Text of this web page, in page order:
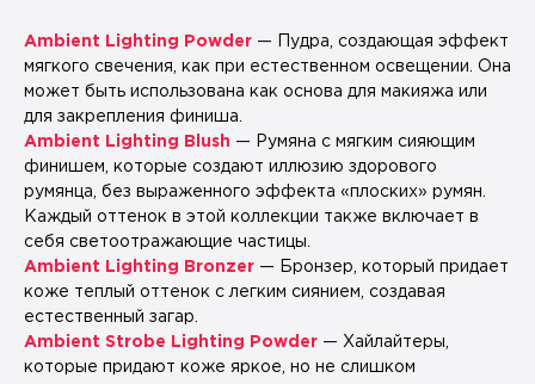
Ambient Lighting Powder — Пудра, создающая эффект
мягкого свечения, как при естественном освещении. Она
может быть использована как основа для макияжа или
для закрепления финиша.
Ambient Lighting Blush — Румяна с мягким сияющим
финишем, которые создают иллюзию здорового
румянца, без выраженного эффекта «плоских» румян.
Каждый оттенок в этой коллекции также включает в
себя светоотражающие частицы.
Ambient Lighting Bronzer — Бронзер, который придает
коже теплый оттенок с легким сиянием, создавая
естественный загар.
Ambient Strobe Lighting Powder — Хайлайтеры,
которые придают коже яркое, но не слишком